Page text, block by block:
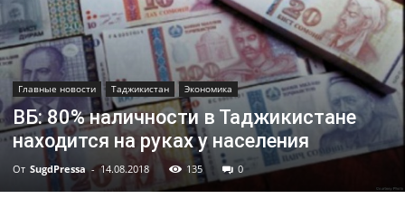
Главные новости Таджикистан Экономика
ВБ: 80% наличности в Таджикистане
находится на руках у населения
От SugdPressa - 14.08.2018 135 0